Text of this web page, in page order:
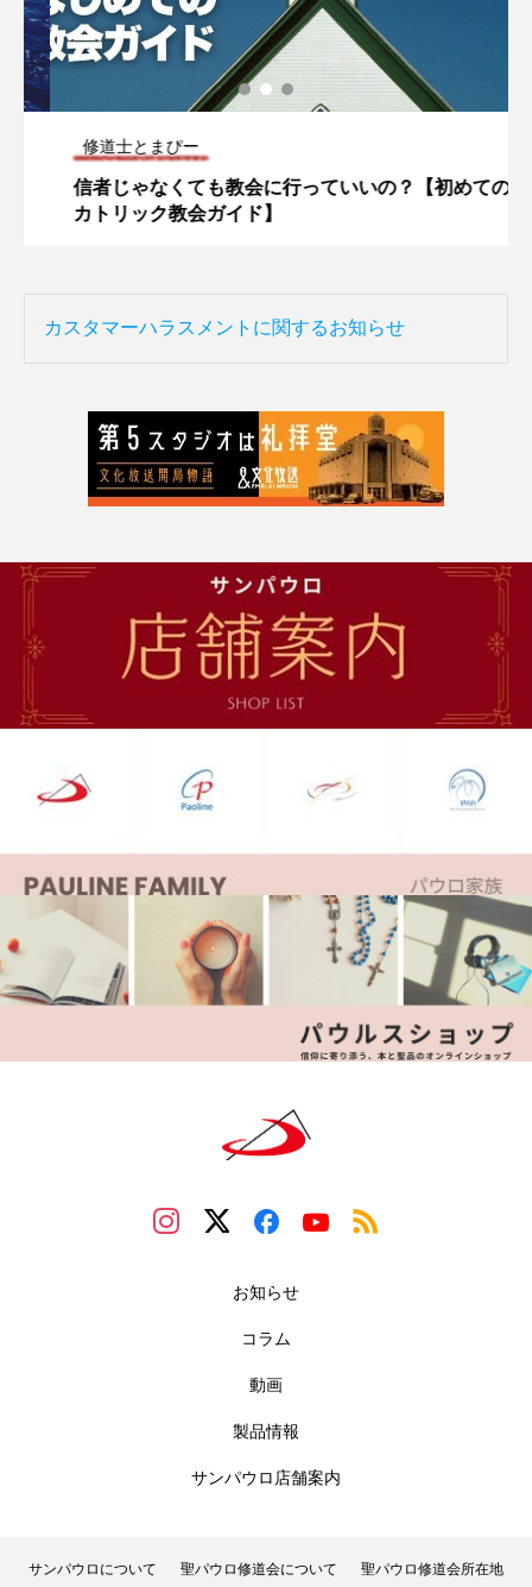
修道士とまぴー
信者じゃなくても教会に行っていいの？【初めての
カトリック教会ガイド】
カスタマーハラスメントに関するお知らせ
お知らせ
コラム
動画
製品情報
サンパウロ店舗案内
サンパウロについて 聖パウロ修道会について 聖パウロ修道会所在地